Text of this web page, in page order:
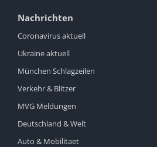
Nachrichten
Coronavirus aktuell
Ukraine aktuell
München Schlagzeilen
Verkehr & Blitzer
MVG Meldungen
Deutschland & Welt
Auto & Mobilitaet